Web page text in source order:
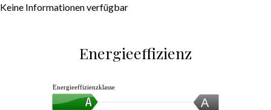
Keine Informationen verfügbar
Energieeffizienz
A
Energieeffizienzklasse